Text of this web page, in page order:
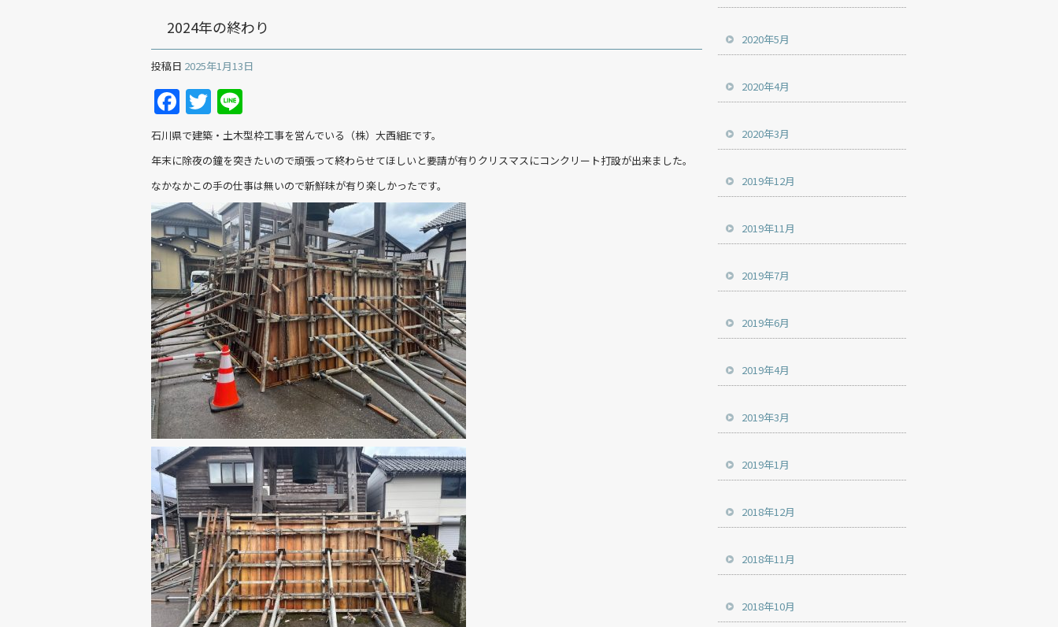
2024年の終わり
投稿日 2025年1月13日
Facebook
Twitter
石川県で建築・土木型枠工事を営んでいる（株）大西組Eです。
年末に除夜の鐘を突きたいので頑張って終わらせてほしいと要請が有りクリスマスにコンクリート打設が出来ました。
なかなかこの手の仕事は無いので新鮮味が有り楽しかったです。
2020年5月
2020年4月
2020年3月
2019年12月
2019年11月
2019年7月
2019年6月
2019年4月
2019年3月
2019年1月
2018年12月
2018年11月
2018年10月